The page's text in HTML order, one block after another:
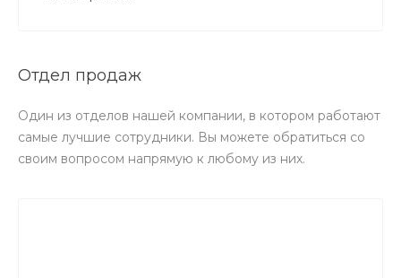
Отдел продаж
Один из отделов нашей компании, в котором работают
самые лучшие сотрудники. Вы можете обратиться со
своим вопросом напрямую к любому из них.